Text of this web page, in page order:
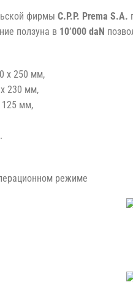
фирмы C.P.P. Prema S.A.
ползуна в 10’000 daN
x 250 мм,
230 мм,
125 мм,
режиме